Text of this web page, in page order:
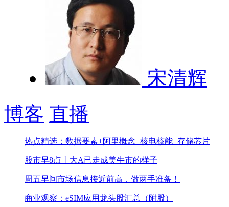
宋清辉
博客 直播
热点精选：数据要素+阿里概念+核电核能+存储芯片
股市早8点丨大A已走成美牛市的样子
周五早间市场信息接近前高，做两手准备！
商业观察：eSIM应用龙头股汇总（附股）